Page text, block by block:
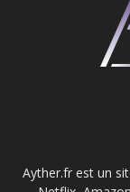
Ayther.fr est un